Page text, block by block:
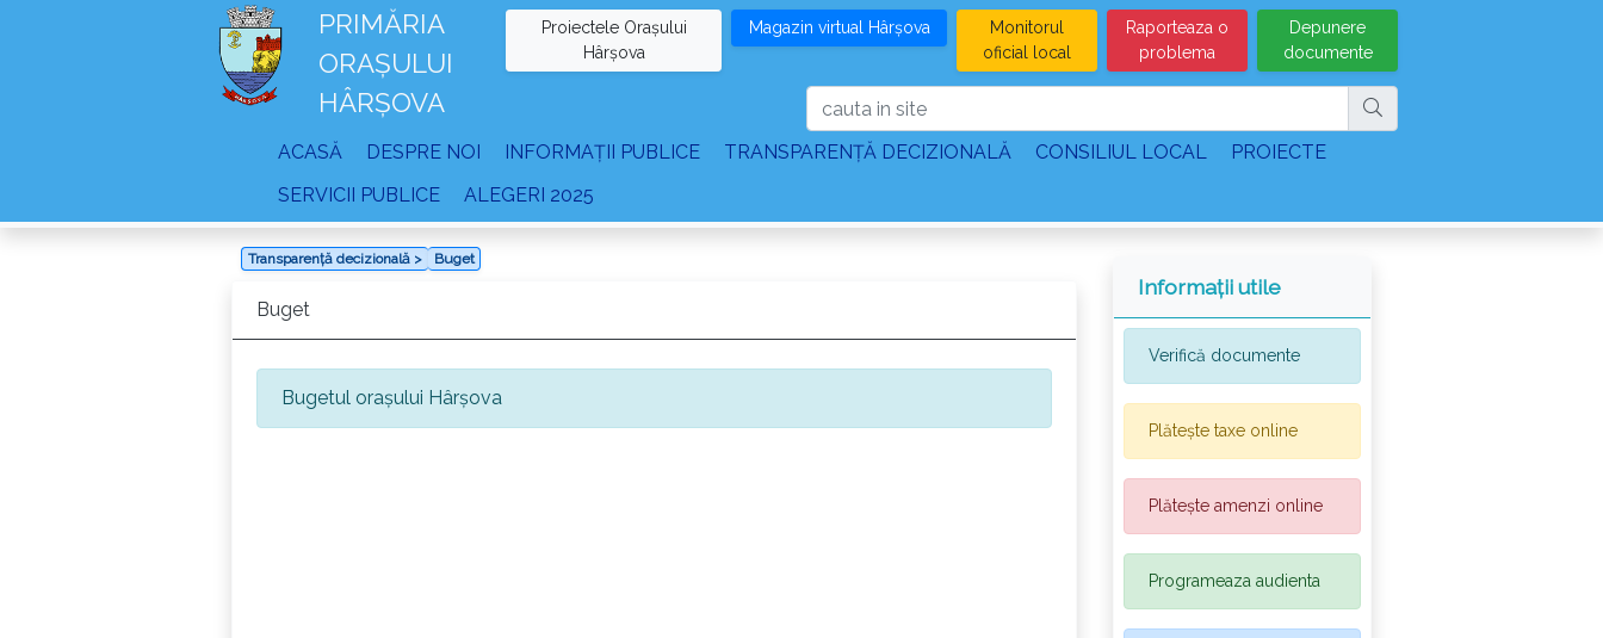
PRIMĂRIA
ORAȘULUI
HÂRȘOVA
Proiectele Orașului
Hârșova
Magazin virtual Hârșova
Monitorul
oficial local
Raporteaza o
problema
Depunere
documente
ACASĂ DESPRE NOI INFORMAȚII PUBLICE TRANSPARENȚĂ DECIZIONALĂ CONSILIUL LOCAL
PROIECTE
SERVICII PUBLICE
ALEGERI 2025
Transparență decizională > Buget
Buget
Bugetul orașului Hârșova
Informații utile
Verifică documente
Plătește taxe online
Plătește amenzi online
Programeaza audienta